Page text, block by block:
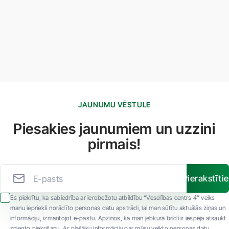
JAUNUMU VĒSTULE
Piesakies jaunumiem un uzzini
pirmais!
Es piekrītu, ka sabiedrība ar ierobežotu atbildību “Veselības centrs 4” veiks
manu iepriekš norādīto personas datu apstrādi, lai man sūtītu aktuālās ziņas un
informāciju, izmantojot e-pastu. Apzinos, ka man jebkurā brīdī ir iespēja atsaukt